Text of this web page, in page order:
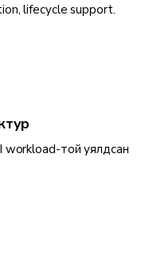
lifecycle support.
workload-той уялдсан